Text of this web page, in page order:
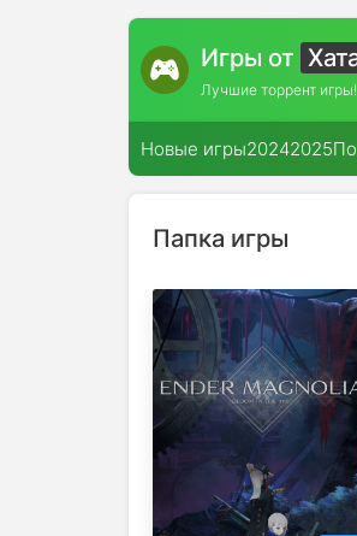
Игры от
Лучшие торрент игры!
Новые игры20242025
Папка игры